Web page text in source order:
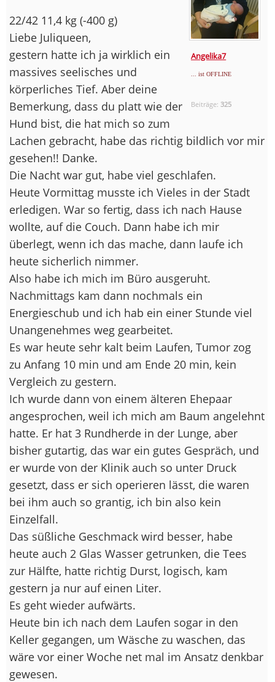
Angelika7
... ist OFFLINE
Beiträge:325
22/42 11,4 kg (-400 g)
Liebe Juliqueen,
gestern hatte ich ja wirklich ein
massives seelisches und
körperliches Tief. Aber deine
Bemerkung, dass du platt wie der
Hund bist, die hat mich so zum
Lachen gebracht, habe das richtig bildlich vor mir
gesehen!! Danke.
Die Nacht war gut, habe viel geschlafen.
Heute Vormittag musste ich Vieles in der Stadt
erledigen. War so fertig, dass ich nach Hause
wollte, auf die Couch. Dann habe ich mir
überlegt, wenn ich das mache, dann laufe ich
heute sicherlich nimmer.
Also habe ich mich im Büro ausgeruht.
Nachmittags kam dann nochmals ein
Energieschub und ich hab ein einer Stunde viel
Unangenehmes weg gearbeitet.
Es war heute sehr kalt beim Laufen, Tumor zog
zu Anfang 10 min und am Ende 20 min, kein
Vergleich zu gestern.
Ich wurde dann von einem älteren Ehepaar
angesprochen, weil ich mich am Baum angelehnt
hatte. Er hat 3 Rundherde in der Lunge, aber
bisher gutartig, das war ein gutes Gespräch, und
er wurde von der Klinik auch so unter Druck
gesetzt, dass er sich operieren lässt, die waren
bei ihm auch so grantig, ich bin also kein
Einzelfall.
Das süßliche Geschmack wird besser, habe
heute auch 2 Glas Wasser getrunken, die Tees
zur Hälfte, hatte richtig Durst, logisch, kam
gestern ja nur auf einen Liter.
Es geht wieder aufwärts.
Heute bin ich nach dem Laufen sogar in den
Keller gegangen, um Wäsche zu waschen, das
wäre vor einer Woche net mal im Ansatz denkbar
gewesen.